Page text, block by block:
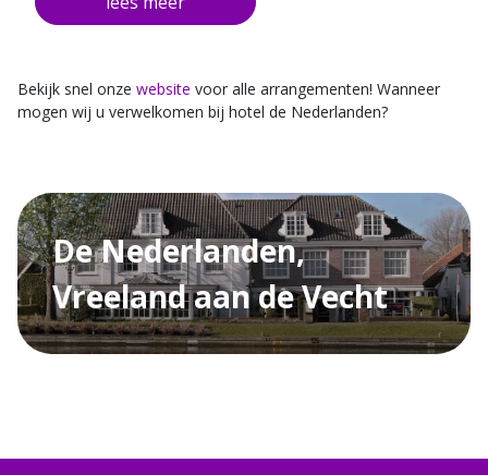
Geldig in de maanden maart, april en mei 2024,
Bekijk snel onze website voor alle arrangementen! Wanneer
mogen wij u verwelkomen bij hotel de Nederlanden?
De Nederlanden,
Vreeland aan de Vecht